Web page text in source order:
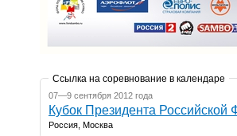
Ссылка на соревнование в календаре
07—9 сентября 2012 года
Кубок Президента
Россия, Москва